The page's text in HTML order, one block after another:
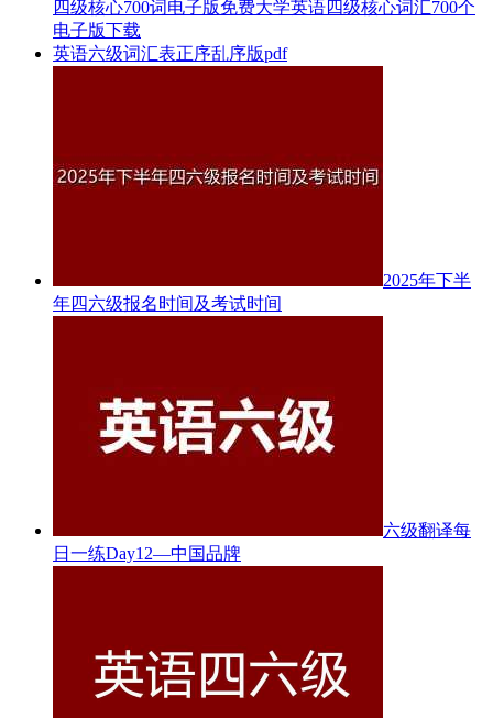
四级核心700词电子版免费大学英语四级核心词汇700个
电子版下载
英语六级词汇表正序乱序版pdf
2025年下半
年四六级报名时间及考试时间
六级翻译每
日一练Day12—中国品牌